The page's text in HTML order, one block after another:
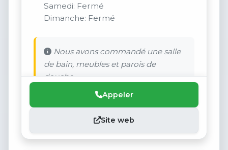
Samedi: Fermé
Dimanche: Fermé
Nous avons commandé une salle
de bain, meubles et parois de
douche.
Appeler
Site web